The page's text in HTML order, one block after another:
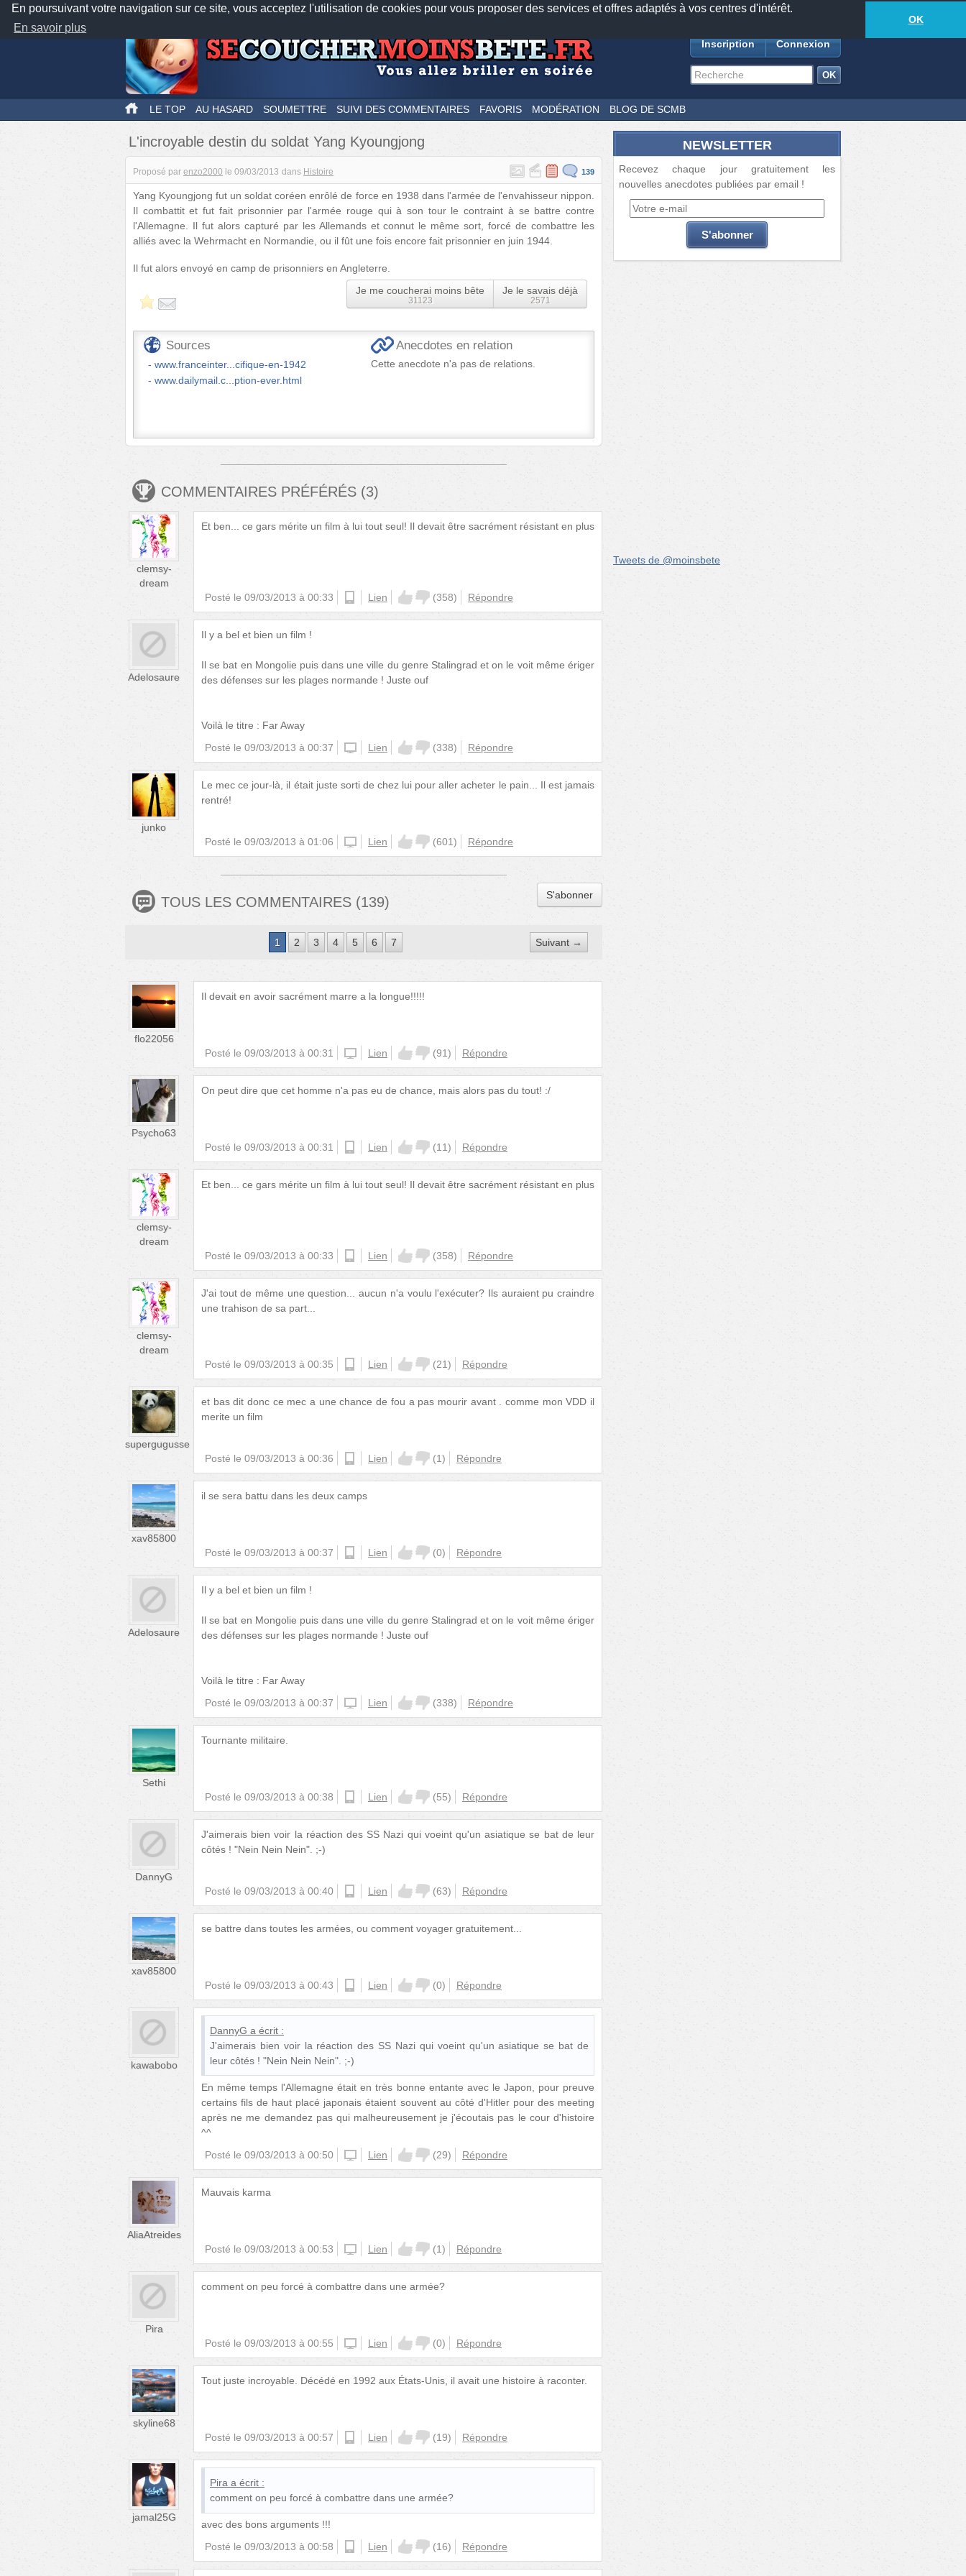
En poursuivant votre navigation sur ce site, vous acceptez l'utilisation de cookies pour vous proposer des services et offres adaptés à vos centres d'intérêt.
En savoir plus
OK
Nos applications mobiles Newsletter Facebook
TwitterFeeds18885anecdotes-533lecteurs connectés
Inscription Connexion
LE TOP AU HASARD SOUMETTRE SUIVI DES COMMENTAIRES FAVORIS MODÉRATION BLOG DE SCMB
L'incroyable destin du soldat Yang Kyoungjong
Proposé par enzo2000 le 09/03/2013 dans Histoire 139
Yang Kyoungjong fut un soldat coréen enrôlé de force en 1938 dans l'armée de l'envahisseur nippon.
Il combattit et fut fait prisonnier par l'armée rouge qui à son tour le contraint à se battre contre
l'Allemagne. Il fut alors capturé par les Allemands et connut le même sort, forcé de combattre les
alliés avec la Wehrmacht en Normandie, ou il fût une fois encore fait prisonnier en juin 1944.
Il fut alors envoyé en camp de prisonniers en Angleterre.
Je me coucherai moins bête
31123
Je le savais déjà
2571
Sources
www.franceinter...cifique-en-1942
www.dailymail.c...ption-ever.html
Anecdotes en relation
Cette anecdote n'a pas de relations.
COMMENTAIRES PRÉFÉRÉS (3)
clemsy-
dream
Et ben... ce gars mérite un film à lui tout seul! Il devait être sacrément résistant en plus
Posté le 09/03/2013 à 00:33 androidLien (358) Répondre
Adelosaure
Il y a bel et bien un film !
Il se bat en Mongolie puis dans une ville du genre Stalingrad et on le voit même ériger
des défenses sur les plages normande ! Juste ouf
Voilà le titre : Far Away
Posté le 09/03/2013 à 00:37 iphoneLien (338) Répondre
junko
Le mec ce jour-là, il était juste sorti de chez lui pour aller acheter le pain... Il est jamais
rentré!
Posté le 09/03/2013 à 01:06 iphoneLien (601) Répondre
TOUS LES COMMENTAIRES (139) S'abonner
1 2 3 4 5 6 7 Suivant →
flo22056
Il devait en avoir sacrément marre a la longue!!!!!
Posté le 09/03/2013 à 00:31 iphoneLien (91) Répondre
Psycho63
On peut dire que cet homme n'a pas eu de chance, mais alors pas du tout! :/
Posté le 09/03/2013 à 00:31 androidLien (11) Répondre
clemsy-
dream
Et ben... ce gars mérite un film à lui tout seul! Il devait être sacrément résistant en plus
Posté le 09/03/2013 à 00:33 androidLien (358) Répondre
clemsy-
dream
J'ai tout de même une question... aucun n'a voulu l'exécuter? Ils auraient pu craindre
une trahison de sa part...
Posté le 09/03/2013 à 00:35 androidLien (21) Répondre
supergugusse
et bas dit donc ce mec a une chance de fou a pas mourir avant . comme mon VDD il
merite un film
Posté le 09/03/2013 à 00:36 androidLien (1) Répondre
xav85800
il se sera battu dans les deux camps
Posté le 09/03/2013 à 00:37 androidLien (0) Répondre
Adelosaure
Il y a bel et bien un film !
Il se bat en Mongolie puis dans une ville du genre Stalingrad et on le voit même ériger
des défenses sur les plages normande ! Juste ouf
Voilà le titre : Far Away
Posté le 09/03/2013 à 00:37 iphoneLien (338) Répondre
Sethi
Tournante militaire.
Posté le 09/03/2013 à 00:38 androidLien (55) Répondre
DannyG
J'aimerais bien voir la réaction des SS Nazi qui voeint qu'un asiatique se bat de leur
côtés ! "Nein Nein Nein". ;-)
Posté le 09/03/2013 à 00:40 androidLien (63) Répondre
xav85800
se battre dans toutes les armées, ou comment voyager gratuitement...
Posté le 09/03/2013 à 00:43 androidLien (0) Répondre
kawabobo
DannyG a écrit :
J'aimerais bien voir la réaction des SS Nazi qui voeint qu'un asiatique se bat de
leur côtés ! "Nein Nein Nein". ;-)
En même temps l'Allemagne était en très bonne entante avec le Japon, pour preuve
certains fils de haut placé japonais étaient souvent au côté d'Hitler pour des meeting
après ne me demandez pas qui malheureusement je j'écoutais pas le cour d'histoire
^^
Posté le 09/03/2013 à 00:50 iphoneLien (29) Répondre
AliaAtreides
Mauvais karma
Posté le 09/03/2013 à 00:53 iphoneLien (1) Répondre
Pira
comment on peu forcé à combattre dans une armée?
Posté le 09/03/2013 à 00:55 websiteLien (0) Répondre
skyline68
Tout juste incroyable. Décédé en 1992 aux États-Unis, il avait une histoire à raconter.
Posté le 09/03/2013 à 00:57 androidLien (19) Répondre
jamal25G
Pira a écrit :
comment on peu forcé à combattre dans une armée?
avec des bons arguments !!!
Posté le 09/03/2013 à 00:58 androidLien (16) Répondre
NEWSLETTER
Recevez chaque jour gratuitement les
nouvelles anecdotes publiées par email !
Tweets de @moinsbete